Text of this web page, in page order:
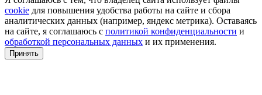
cookie для повышения удобства работы на сайте и сбора
аналитических данных (например, яндекс метрика). Оставаясь
на сайте, я соглашаюсь с политикой конфиденциальности и
обработкой персональных данных и их применения.
Принять